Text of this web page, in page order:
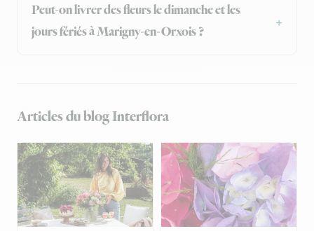
Peut-on livrer des fleurs le dimanche et les
jours fériés à Marigny-en-Orxois ?
Articles du blog Interflora